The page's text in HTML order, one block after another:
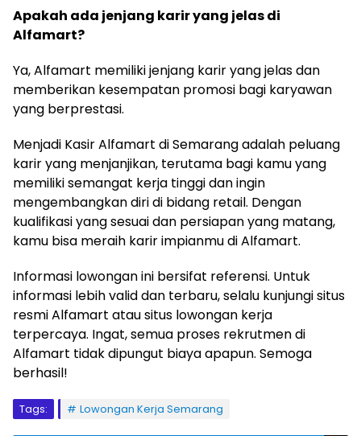
Apakah ada jenjang karir yang jelas di
Alfamart?
Ya, Alfamart memiliki jenjang karir yang jelas dan
memberikan kesempatan promosi bagi karyawan
yang berprestasi.
Menjadi Kasir Alfamart di Semarang adalah peluang
karir yang menjanjikan, terutama bagi kamu yang
memiliki semangat kerja tinggi dan ingin
mengembangkan diri di bidang retail. Dengan
kualifikasi yang sesuai dan persiapan yang matang,
kamu bisa meraih karir impianmu di Alfamart.
Informasi lowongan ini bersifat referensi. Untuk
informasi lebih valid dan terbaru, selalu kunjungi situs
resmi Alfamart atau situs lowongan kerja
terpercaya. Ingat, semua proses rekrutmen di
Alfamart tidak dipungut biaya apapun. Semoga
berhasil!
Tags: Lowongan Kerja Semarang